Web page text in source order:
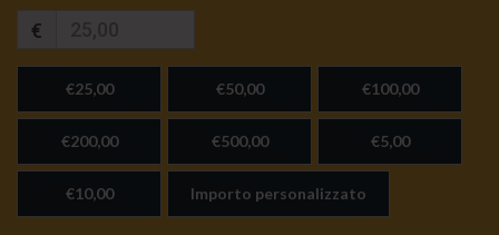
€
€25,00 €50,00 €100,00
€200,00 €500,00 €5,00
€10,00 Importo personalizzato